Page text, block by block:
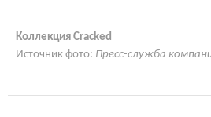
Коллекция Cracked
Источник фото: Пресс-служба